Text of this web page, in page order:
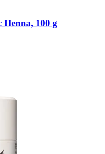
Henna, 100 g